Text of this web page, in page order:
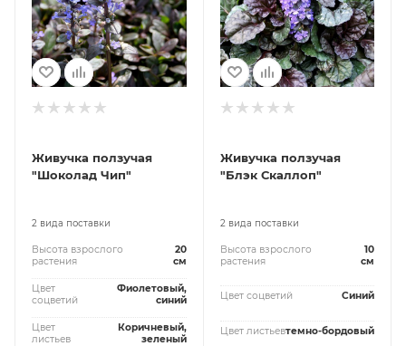
Живучка ползучая
"Шоколад Чип"
2 вида поставки
Высота взрослого
растения
20
см
Цвет
соцветий
Фиолетовый,
синий
Цвет
листьев
Коричневый,
зеленый
Живучка ползучая
"Блэк Скаллоп"
2 вида поставки
Высота взрослого
растения
10
см
Цвет соцветий Синий
Цвет листьевтемно-бордовый